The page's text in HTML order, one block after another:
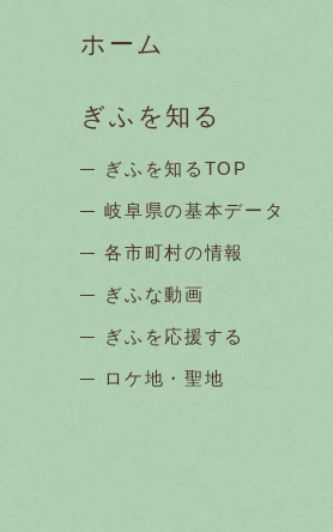
移住者インタビュー
ホーム
ぎふを知る
ぎふを知るTOP
岐阜県の基本データ
各市町村の情報
ぎふな動画
ぎふを応援する
ロケ地・聖地